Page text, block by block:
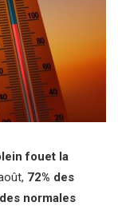
fouet la
72% des
normales